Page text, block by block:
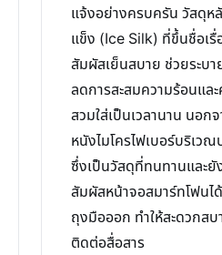
แจ้งอย่างครบครัน วัสดุห
แข็ง (Ice Silk) ที่ขึ้นชื่อเรื่
สัมผัสเย็นสบาย ช่วยระบ
ลดการสะสมความร้อนแล
สวมใส่เป็นเวลานาน นอ
หนังไมโครไฟเบอร์บริเว
ซึ่งเป็นวัสดุที่ทนทานและ
สัมผัสหน้าจอสมาร์ทโฟนไ
ถุงมือออก ทำให้สะดวกส
ติดต่อสื่อสาร